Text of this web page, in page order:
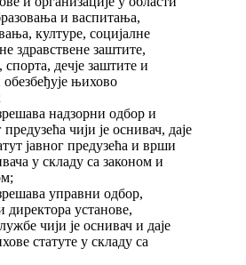
и васпитања,
културе, социјалне
здравствене заштите,
дечје заштите и
њихово
надзорни одбор и
чији је оснивач, даје
јавног предузећа и врши
у складу са законом и
управни одбор,
директора установе,
чији је оснивач и даје
статуте у складу са